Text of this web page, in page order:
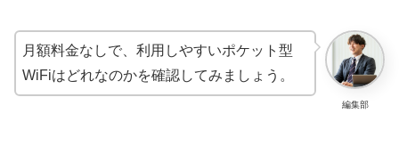
編集部
月額料金なしで、利用しやすいポケット型
WiFiはどれなのかを確認してみましょう。